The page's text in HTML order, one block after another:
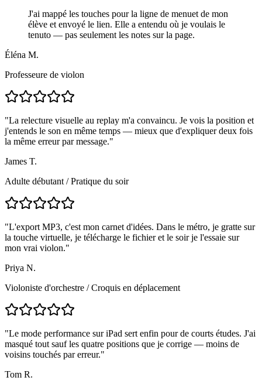
J'ai mappé les touches pour la ligne de menuet de mon
élève et envoyé le lien. Elle a entendu où je voulais le
tenuto — pas seulement les notes sur la page.
Éléna M.
Professeure de violon
"La relecture visuelle au replay m'a convaincu. Je vois la position et
j'entends le son en même temps — mieux que d'expliquer deux fois
la même erreur par message."
James T.
Adulte débutant /Pratique du soir
"L'export MP3, c'est mon carnet d'idées. Dans le métro, je gratte sur
la touche virtuelle, je télécharge le fichier et le soir je l'essaie sur
mon vrai violon."
Priya N.
Violoniste d'orchestre /Croquis en déplacement
"Le mode performance sur iPad sert enfin pour de courts études. J'ai
masqué tout sauf les quatre positions que je corrige — moins de
voisins touchés par erreur."
Tom R.